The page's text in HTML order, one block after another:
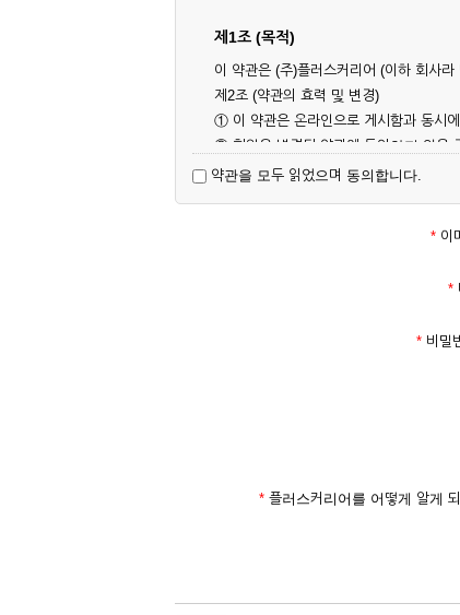
제1조 (목적)
이 약관은 (주)플러스커리어 (이하 회사
제2조 (약관의 효력 및 변경)
① 이 약관은 온라인으로 게시함과 동시
② 회원은 변경된 약관에 동의하지 않을
대해 동의한 것으로 간주됩니다.
제3조 (약관의 외 준칙)
이 약관에 명시되지 않은 사항은 회사의
① 서비스 이용계약은 서비스 이용 희망
② 회원가입시 입력한 ID는 변경할 수 없
③ 회사는 아래의 각 호에 해당하는 이
2. 개인정보를 허위로 기재하여 신청할
약관을 모두 읽었으며 동의합니다.
* 이
*
* 비밀
* 플러스커리어를 어떻게 알게